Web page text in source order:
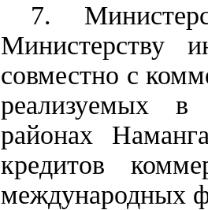
7.
Министерству
совместно с
реализуемых в
районах
кредитов
международных